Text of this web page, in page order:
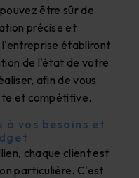
être sûr de
précise et
établiront
de l'état de votre
afin de vous
et compétitive.
à vos besoins et
chaque client est
particulière. C'est